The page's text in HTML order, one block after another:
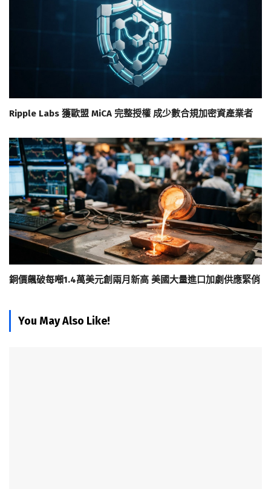
Ripple Labs 獲歐盟 MiCA 完整授權 成少數合規加密資產業者
銅價飆破每噸1.4萬美元創兩月新高 美國大量進口加劇供應緊俏
You May Also Like!